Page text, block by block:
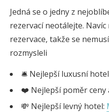
Jedná se o jedny z
rezervací neotálejte.
rezervace, takže se
rozmysleli
🛎️ Nejlepší luxusní
❤️ Nejlepší poměr ceny
💸 Nejlepší levný hotel: